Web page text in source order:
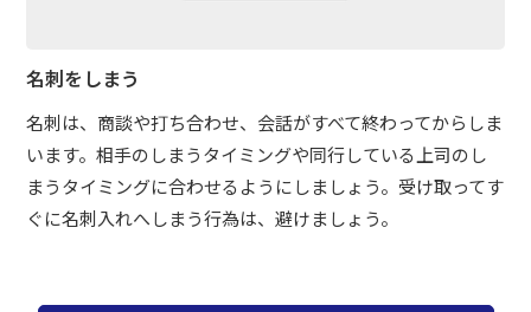
名刺をしまう
名刺は、商談や打ち合わせ、会話がすべて終わってからしま
います。相手のしまうタイミングや同行している上司のし
まうタイミングに合わせるようにしましょう。受け取ってす
ぐに名刺入れへしまう行為は、避けましょう。